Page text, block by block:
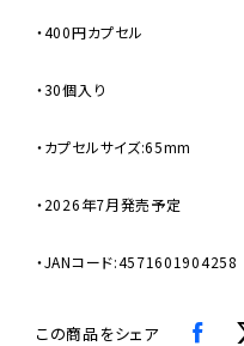
・400円カプセル
・30個入り
・カプセルサイズ:65mm
・2026年7月発売予定
・JANコード:4571601904258
この商品をシェア